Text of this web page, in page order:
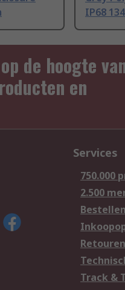
IP68
de hoogte
en
Services
750.000
2.500
Bestellen
Retouren
Track &